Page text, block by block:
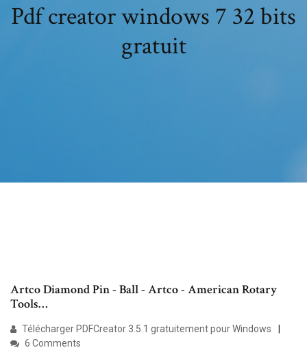
Pdf creator windows 7 32 bits
gratuit
Artco Diamond Pin - Ball - Artco - American Rotary
Tools…
Télécharger PDFCreator 3.5.1 gratuitement pour Windows
6 Comments